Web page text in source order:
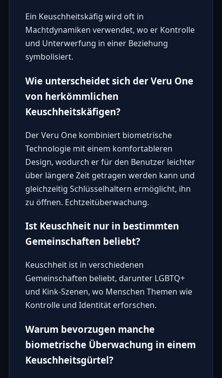
Ein Keuschheitskäfig wird oft in
Machtdynamiken verwendet, wo er Kontrolle
und Unterwerfung in einer Beziehung
symbolisiert.
Wie unterscheidet sich der Veru One
von herkömmlichen
Keuschheitskäfigen?
Der Veru One kombiniert biometrische
Technologie mit einem komfortableren
Design, wodurch er für den Benutzer leichter
über längere Zeit getragen werden kann und
gleichzeitig Schlüsselhaltern ermöglicht, ihn
zu öffnen. Echtzeitüberwachung.
Ist Keuschheit nur in bestimmten
Gemeinschaften beliebt?
Keuschheit ist in verschiedenen
Gemeinschaften beliebt, darunter LGBTQ+
und Kink-Szenen, wo Menschen Themen wie
Kontrolle und Identität erforschen.
Warum bevorzugen manche
biometrische Überwachung in einem
Keuschheitsgürtel?